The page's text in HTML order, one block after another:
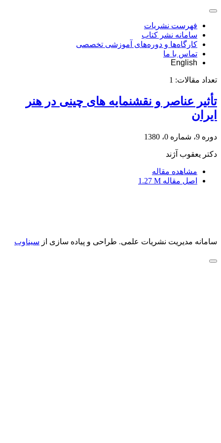
فهرست نشریات
سامانه نشر کتاب
کارگاه‌ها و دوره‌های آموزشی تخصصی
تماس با ما
English
تعداد مقالات: 1
تأثیر عناصر و نقشنمایه های چینی در هنر
ایران
دوره 9، شماره 0، 1380
دکتر یعقوب آژند
مشاهده مقاله
اصل مقاله 1.27 M
سامانه مدیریت نشریات علمی. طراحی و پیاده سازی از سیناوب